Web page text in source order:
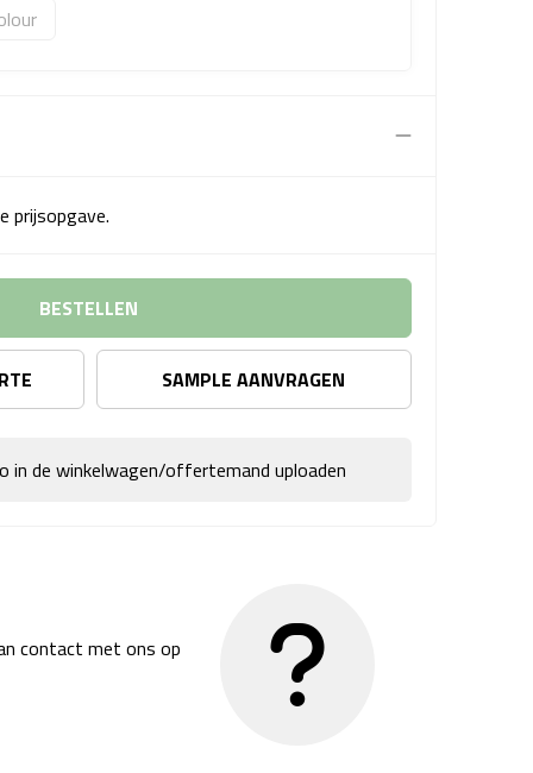
prijsopgave.
BESTELLEN
SAMPLE AANVRAGEN
in de winkelwagen/offertemand uploaden
contact met ons op